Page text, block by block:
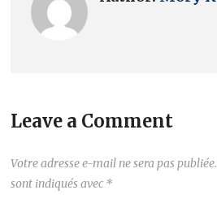
Leave a Comment
Votre adresse e-mail ne sera pas publiée.
sont indiqués avec *